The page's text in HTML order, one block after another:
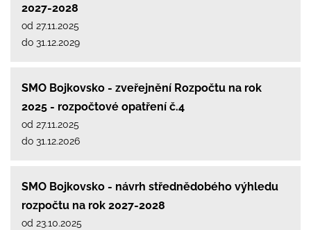
2027-2028
od 27.11.2025
do 31.12.2029
SMO Bojkovsko - zveřejnění Rozpočtu na rok
2025 - rozpočtové opatření č.4
od 27.11.2025
do 31.12.2026
SMO Bojkovsko - návrh střednědobého výhledu
rozpočtu na rok 2027-2028
od 23.10.2025